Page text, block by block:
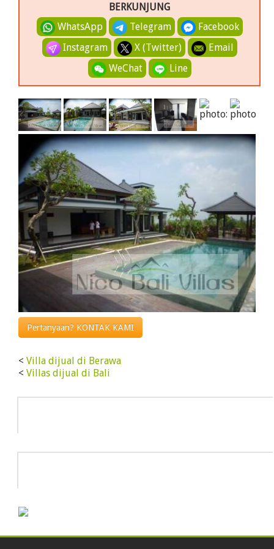
BERKUNJUNG
WhatsApp
Telegram
Facebook
Instagram
X (Twitter)
Email
WeChat
Line
Pertanyaan? KONTAK KAMI
< Villa dijual di Berawa
< Villas dijual di Bali